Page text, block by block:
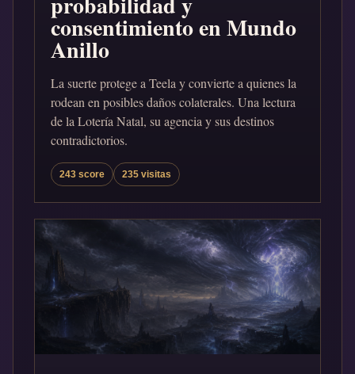
consentimiento en Mundo
Anillo
La suerte protege a Teela y convierte a quienes la
rodean en posibles daños colaterales. Una lectura
de la Lotería Natal, su agencia y sus destinos
contradictorios.
243 score 235 visitas